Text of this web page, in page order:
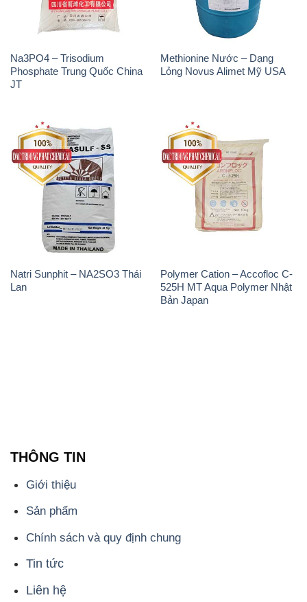
Na3PO4 – Trisodium
Phosphate Trung Quốc China
JT
Methionine Nước – Dạng
Lỏng Novus Alimet Mỹ USA
Natri Sunphit – NA2SO3 Thái
Lan
Polymer Cation – Accofloc C-
525H MT Aqua Polymer Nhật
Bản Japan
THÔNG TIN
Giới thiệu
Sản phẩm
Chính sách và quy định chung
Tin tức
Liên hệ